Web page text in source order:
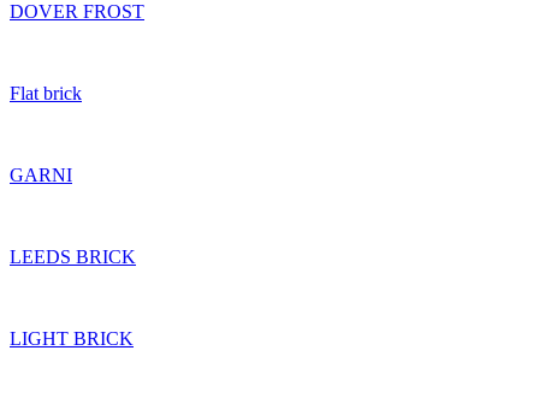
DOVER FROST
Flat brick
GARNI
LEEDS BRICK
LIGHT BRICK